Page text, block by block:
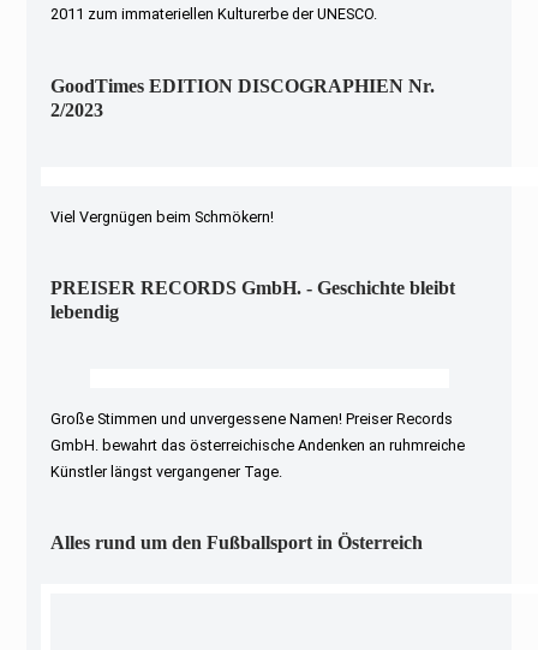
2011 zum immateriellen Kulturerbe der UNESCO.
GoodTimes EDITION DISCOGRAPHIEN Nr.
2/2023
Viel Vergnügen beim Schmökern!
PREISER RECORDS GmbH. - Geschichte bleibt
lebendig
Große Stimmen und unvergessene Namen! Preiser Records
GmbH. bewahrt das österreichische Andenken an ruhmreiche
Künstler längst vergangener Tage.
Alles rund um den Fußballsport in Österreich